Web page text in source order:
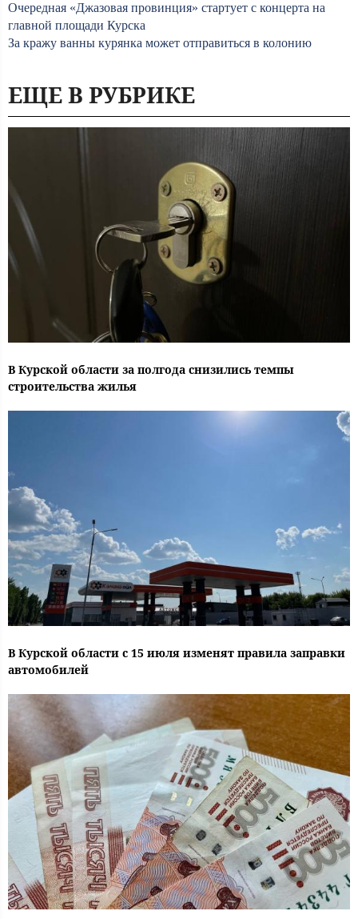
Очередная «Джазовая провинция» стартует с концерта на
главной площади Курска
За кражу ванны курянка может отправиться в колонию
ЕЩЕ В РУБРИКЕ
В Курской области за полгода снизились темпы
строительства жилья
В Курской области с 15 июля изменят правила заправки
автомобилей